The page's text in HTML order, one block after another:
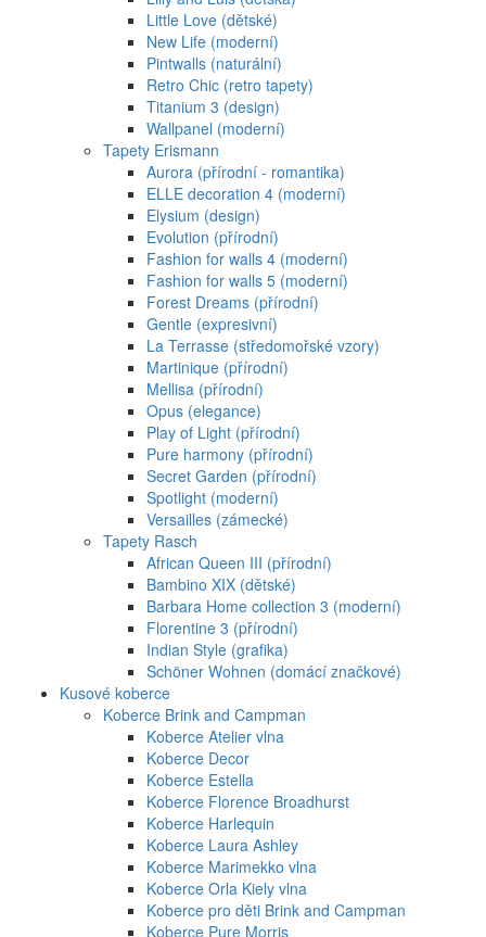
Little Love (dětské)
New Life (moderní)
Pintwalls (naturální)
Retro Chic (retro tapety)
Titanium 3 (design)
Wallpanel (moderní)
Tapety Erismann
Aurora (přírodní - romantika)
ELLE decoration 4 (moderní)
Elysium (design)
Evolution (přírodní)
Fashion for walls 4 (moderní)
Fashion for walls 5 (moderní)
Forest Dreams (přírodní)
Gentle (expresivní)
La Terrasse (středomořské vzory)
Martinique (přírodní)
Mellisa (přírodní)
Opus (elegance)
Play of Light (přírodní)
Pure harmony (přírodní)
Secret Garden (přírodní)
Spotlight (moderní)
Versailles (zámecké)
Tapety Rasch
African Queen III (přírodní)
Bambino XIX (dětské)
Barbara Home collection 3 (moderní)
Florentine 3 (přírodní)
Indian Style (grafika)
Schöner Wohnen (domácí značkové)
Kusové koberce
Koberce Brink and Campman
Koberce Atelier vlna
Koberce Decor
Koberce Estella
Koberce Florence Broadhurst
Koberce Harlequin
Koberce Laura Ashley
Koberce Marimekko vlna
Koberce Orla Kiely vlna
Koberce pro děti Brink and Campman
Koberce Pure Morris